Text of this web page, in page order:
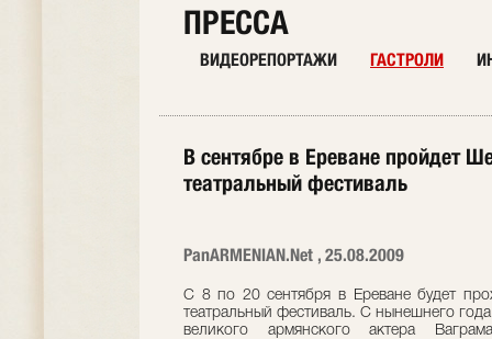
ПРЕССА
ВИДЕОРЕПОРТАЖИ ГАСТРОЛИ
В сентябре в Ереване пройдет
театральный фестиваль
PanARMENIAN.Net , 25.08.2009
С 8 по 20 сентября в Ереване будет
театральный фестиваль. С нынешнего
великого армянского актера